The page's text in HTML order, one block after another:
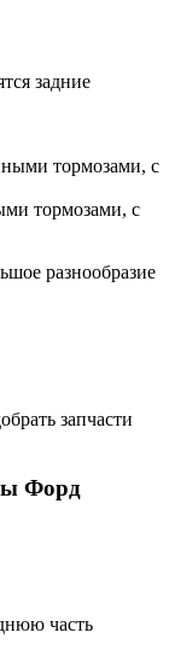
задние
тормозами, с
тормозами, с
разнообразие
запчасти
Форд
часть